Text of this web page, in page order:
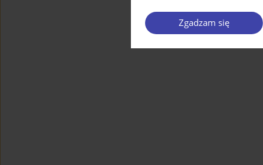
Zgadzam się